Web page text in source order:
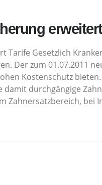
Tarife Gesetzlich
Der zum 01.07.2011
Kostenschutz
durchgängige
Zahnersatzbereich, bei